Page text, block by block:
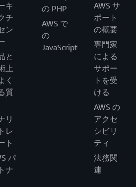
キ
チ
ン
と
上
く
質
リ
レ
ト
パ
ナ
の PHP
AWS で
の
JavaScript
AWS サ
ポート
の概要
専門家
による
サポー
トを受
ける
AWS の
アクセ
シビリ
ティ
法務関
連